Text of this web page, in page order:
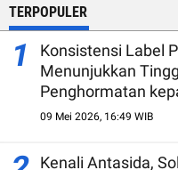
TERPOPULER
1
Konsistensi Label
Menunjukkan
Penghormatan
09 Mei 2026, 16:49 WIB
Kenali Antasida,